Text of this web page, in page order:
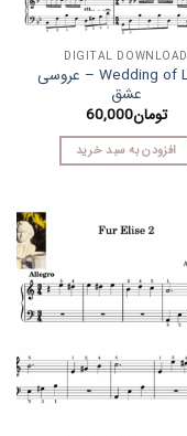
DIGITAL DOWNLOAD
Wedding of Love – عروسی
عشق
تومان60,000
افزودن به سبد خرید